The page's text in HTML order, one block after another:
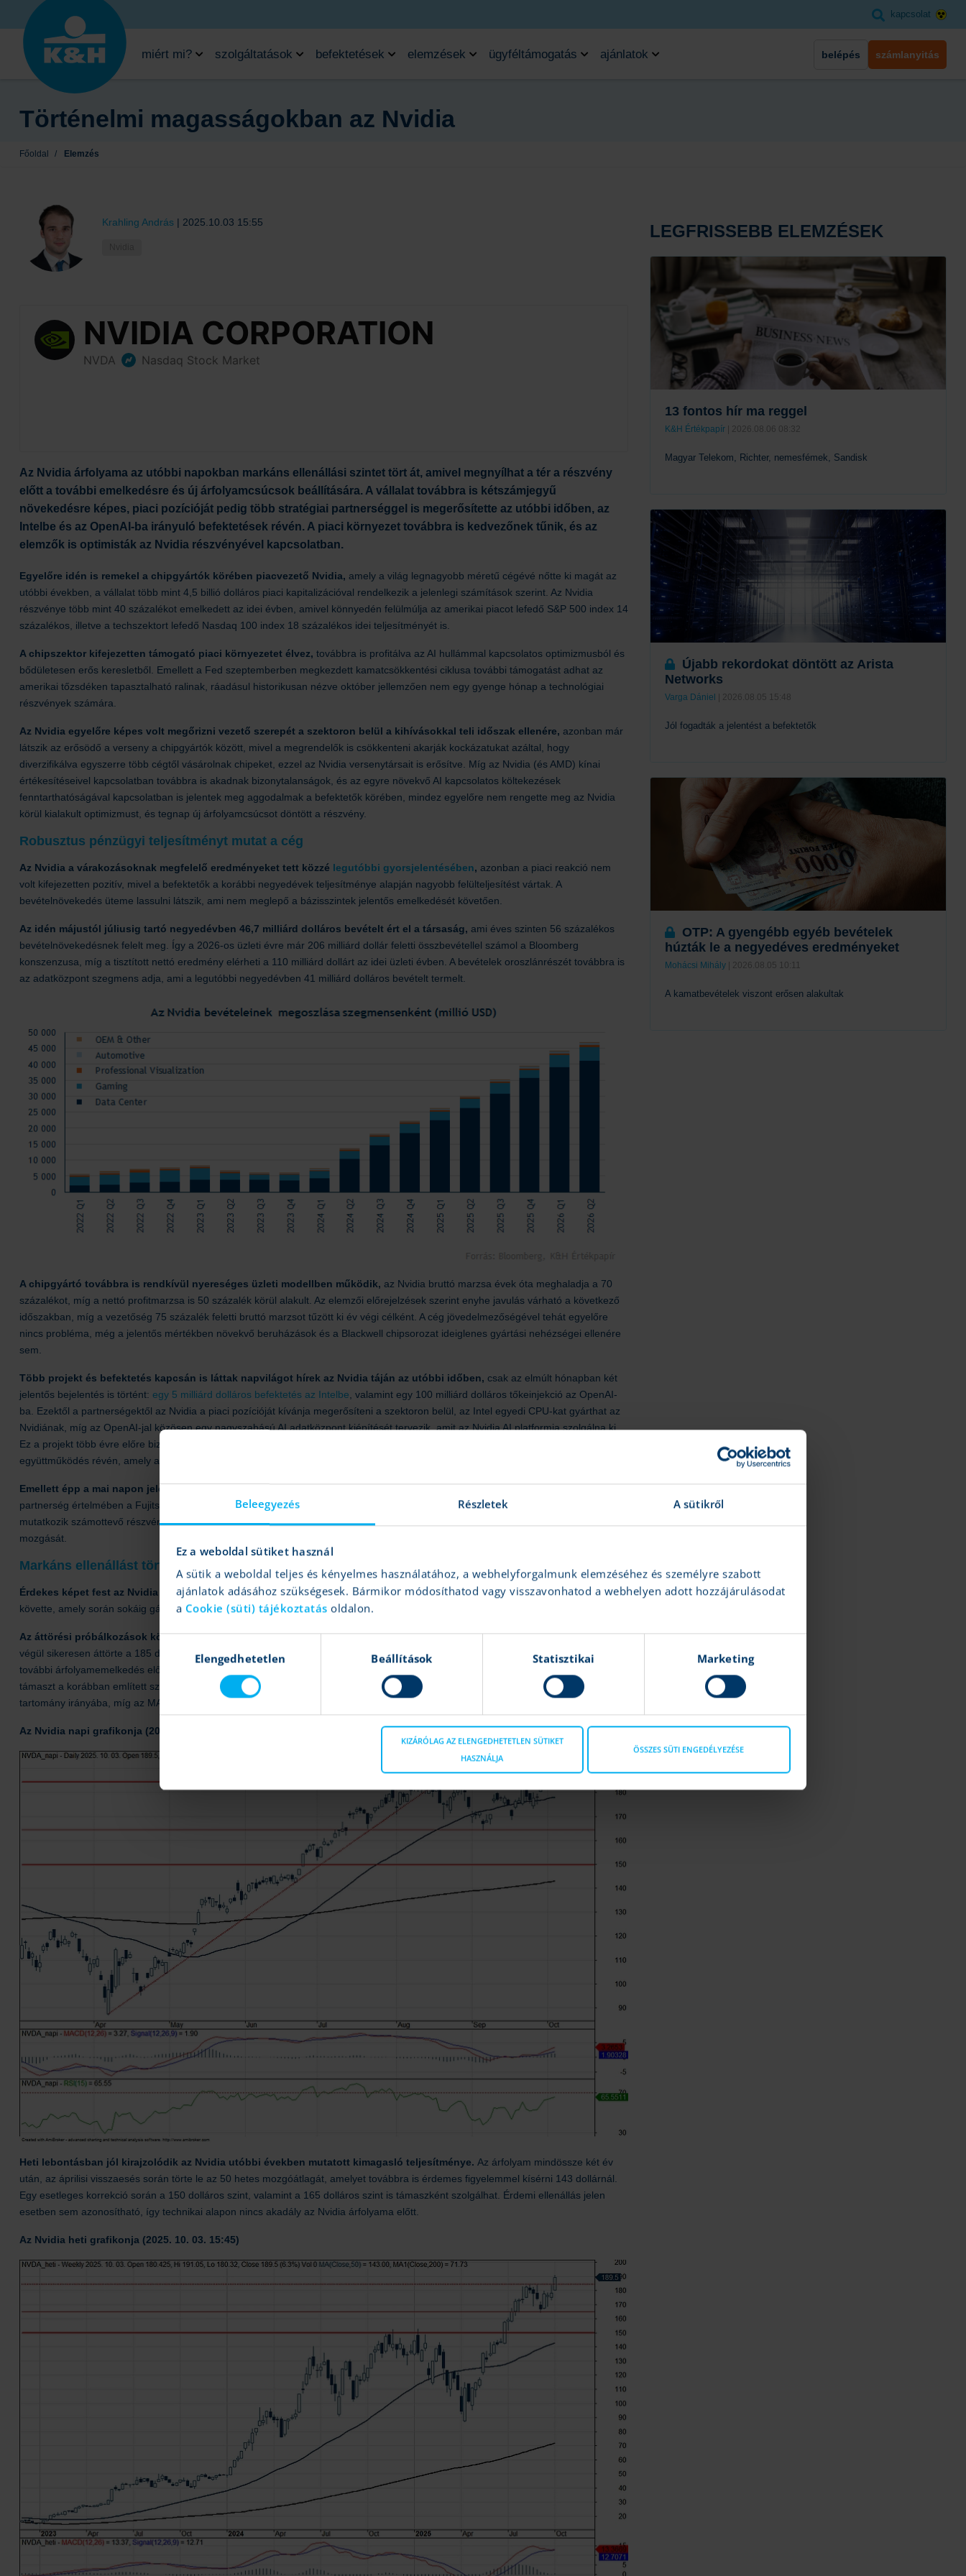
Beleegyezés Részletek A sütikről
Ez a weboldal sütiket használ
A sütik a weboldal teljes és kényelmes használatához, a webhelyforgalmunk elemzéséhez és személyre szabott
ajánlatok adásához szükségesek. Bármikor módosíthatod vagy visszavonhatod a webhelyen adott hozzájárulásodat
a Cookie (süti) tájékoztatás oldalon.
Hozzájárulás
kiválasztásaElengedhetetlen Beállítások Statisztikai Marketing
KIZÁRÓLAG AZ ELENGEDHETETLEN SÜTIKET
HASZNÁLJA
ÖSSZES SÜTI ENGEDÉLYEZÉSE
kapcsolat
miért mi? szolgáltatások befektetések elemzések ügyféltámogatás ajánlatok belépés számlanyitás
Történelmi magasságokban az Nvidia
Főoldal / Elemzés
Krahling András | 2025.10.03 15:55
Az Nvidia árfolyama az utóbbi napokban markáns ellenállási szintet tört át, amivel megnyílhat a tér a részvény
előtt a további emelkedésre és új árfolyamcsúcsok beállítására. A vállalat továbbra is kétszámjegyű
növekedésre képes, piaci pozícióját pedig több stratégiai partnerséggel is megerősítette az utóbbi időben, az
Intelbe és az OpenAI-ba irányuló befektetések révén. A piaci környezet továbbra is kedvezőnek tűnik, és az
elemzők is optimisták az Nvidia részvényével kapcsolatban.
Egyelőre idén is remekel a chipgyártók körében piacvezető Nvidia, amely a világ legnagyobb méretű cégévé nőtte ki magát az
utóbbi években, a vállalat több mint 4,5 billió dolláros piaci kapitalizációval rendelkezik a jelenlegi számítások szerint. Az Nvidia
részvénye több mint 40 százalékot emelkedett az idei évben, amivel könnyedén felülmúlja az amerikai piacot lefedő S&P 500 index 14
százalékos, illetve a techszektort lefedő Nasdaq 100 index 18 százalékos idei teljesítményét is.
A chipszektor kifejezetten támogató piaci környezetet élvez, továbbra is profitálva az AI hullámmal kapcsolatos optimizmusból és
bődületesen erős keresletből. Emellett a Fed szeptemberben megkezdett kamatcsökkentési ciklusa további támogatást adhat az
amerikai tőzsdéken tapasztalható ralinak, ráadásul historikusan nézve október jellemzően nem egy gyenge hónap a technológiai
részvények számára.
Az Nvidia egyelőre képes volt megőrizni vezető szerepét a szektoron belül a kihívásokkal teli időszak ellenére, azonban már
látszik az erősödő a verseny a chipgyártók között, mivel a megrendelők is csökkenteni akarják kockázatukat azáltal, hogy
diverzifikálva egyszerre több cégtől vásárolnak chipeket, ezzel az Nvidia versenytársait is erősítve. Míg az Nvidia (és AMD) kínai
értékesítéseivel kapcsolatban továbbra is akadnak bizonytalanságok, és az egyre növekvő AI kapcsolatos költekezések
fenntarthatóságával kapcsolatban is jelentek meg aggodalmak a befektetők körében, mindez egyelőre nem rengette meg az Nvidia
körül kialakult optimizmust, és tegnap új árfolyamcsúcsot döntött a részvény.
Robusztus pénzügyi teljesítményt mutat a cég
Az Nvidia a várakozásoknak megfelelő eredményeket tett közzé legutóbbi gyorsjelentésében, azonban a piaci reakció nem
volt kifejezetten pozitív, mivel a befektetők a korábbi negyedévek teljesítménye alapján nagyobb felülteljesítést vártak. A
bevételnövekedés üteme lassulni látszik, ami nem meglepő a bázisszintek jelentős emelkedését követően.
Az idén májustól júliusig tartó negyedévben 46,7 milliárd dolláros bevételt ért el a társaság, ami éves szinten 56 százalékos
bevételnövekedésnek felelt meg. Így a 2026-os üzleti évre már 206 milliárd dollár feletti összbevétellel számol a Bloomberg
konszenzusa, míg a tisztított nettó eredmény elérheti a 110 milliárd dollárt az idei üzleti évben. A bevételek oroszlánrészét továbbra is
az adatközpont szegmens adja, ami a legutóbbi negyedévben 41 milliárd dolláros bevételt termelt.
A chipgyártó továbbra is rendkívül nyereséges üzleti modellben működik, az Nvidia bruttó marzsa évek óta meghaladja a 70
százalékot, míg a nettó profitmarzsa is 50 százalék körül alakult. Az elemzői előrejelzések szerint enyhe javulás várható a következő
időszakban, míg a vezetőség 75 százalék feletti bruttó marzsot tűzött ki év végi célként. A cég jövedelmezőségével tehát egyelőre
nincs probléma, még a jelentős mértékben növekvő beruházások és a Blackwell chipsorozat ideiglenes gyártási nehézségei ellenére
sem.
Több projekt és befektetés kapcsán is láttak napvilágot hírek az Nvidia táján az utóbbi időben, csak az elmúlt hónapban két
jelentős bejelentés is történt: egy 5 milliárd dolláros befektetés az Intelbe , valamint egy 100 milliárd dolláros tőkeinjekció az OpenAI-
ba. Ezektől a partnerségektől az Nvidia a piaci pozícióját kívánja megerősíteni a szektoron belül, az Intel egyedi CPU-kat gyárthat az
Nvidiának, míg az OpenAI-jal közösen egy nagyszabású AI adatközpont kiépítését tervezik, amit az Nvidia AI platformja szolgálna ki.
Ez a projekt több évre előre biztosíthat bevételi forrást és technológiai előnyt az Nvidiának, különösen az OpenAI-jal való
együttműködés révén, amely a legfrissebb becslések szerint a világ legértékesebb startupjának számít.
Emellett épp a mai napon jelentett be egy újabb együttműködést az Nvidia ,
partnerség értelmében a Fujitsu robotikai fejlesztéseket hajtana végre, amelyek során az Nvidia chipjeit használnák fel. Egyelőre nem
mutatkozik számottevő részvényesi reakció a bejelentés kapcsán, mindenesetre érdemes figyelni az Nvidia részvényének további
mozgását.
Markáns ellenállást tört át az árfolyam
Érdekes képet fest az Nvidia napi grafikonja,az áprilisi mélypontoktól induló emelkedő trendet augusztusban egy oldalazó mozgás
követte, amely során sokáig gátat szabott a 185 dollárnál húzódó ellenállási szint.
Az áttörési próbálkozások közepette az 50 napos mozgóátlag támaszként szolgált,így az egyre szűkülő sávban az árfolyam
végül sikeresen áttörte a 185 dolláros szintet, amely mostantól támaszként funkcionálhat.
Az áttörést követően megnyílt a tér a
további árfolyamemelkedés előtt, tegnap már 190 dollár felett is járt a papír. További ellenállás jelenleg nem azonosítható, míg
támaszt a korábban említett szint mellett az 50 napos mozgóátlag nyújthat, 177 dollárnál. Az indikátorok közül az RSI elindult a túlvett
tartomány irányába, míg az MACD vételi jelzést adott.
Az Nvidia napi grafikonja (2025. 10. 03. 15:45)
Heti lebontásban jól kirajzolódik az Nvidia utóbbi években mutatott kimagasló teljesítménye. Az árfolyam mindössze két év
után, az áprilisi visszaesés során törte le az 50 hetes mozgóátlagát, amelyet továbbra is érdemes figyelemmel kísérni 143 dollárnál.
Egy esetleges korrekció során a 150 dolláros szint, valamint a 165 dolláros szint is támaszként szolgálhat. Érdemi ellenállás jelen
esetben sem azonosítható, így technikai alapon nincs akadály az Nvidia árfolyama előtt.
Az Nvidia heti grafikonja (2025. 10. 03. 15:45)
LEGFRISSEBB ELEMZÉSEK
13 fontos hír ma reggel
K&H Értékpapír | 2026.08.06 08:32
Magyar Telekom, Richter, nemesfémek, Sandisk
Tovább
Újabb rekordokat döntött az Arista
Networks
Varga Dániel | 2026.08.05 15:48
Jól fogadták a jelentést a befektetők
Tovább
OTP: A gyengébb egyéb bevételek
húzták le a negyedéves eredményeket
Mohácsi Mihály | 2026.08.05 10:11
A kamatbevételek viszont erősen alakultak